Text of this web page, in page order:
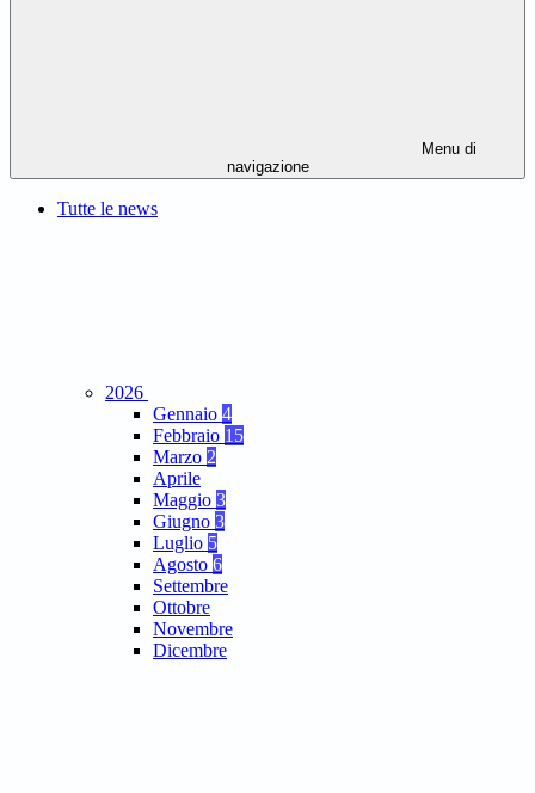
Menu di
navigazione
Tutte le news
2026
Gennaio 4
Febbraio 15
Marzo 2
Aprile
Maggio 3
Giugno 3
Luglio 5
Agosto 6
Settembre
Ottobre
Novembre
Dicembre